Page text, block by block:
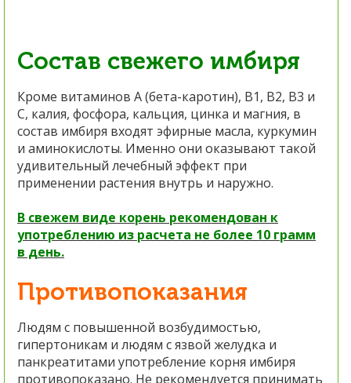
Состав свежего имбиря
Кроме витаминов А (бета-каротин), В1, В2, В3 и
С, калия, фосфора, кальция, цинка и магния, в
состав имбиря входят эфирные масла, куркумин
и аминокислоты. Именно они оказывают такой
удивительный лечебный эффект при
применении растения внутрь и наружно.
В свежем виде корень рекомендован к
употреблению из расчета не более 10 грамм
в день.
Противопоказания
Людям с повышенной возбудимостью,
гипертоникам и людям с язвой желудка и
панкреатитами употребление корня имбиря
противопоказано. Не рекомендуется принимать